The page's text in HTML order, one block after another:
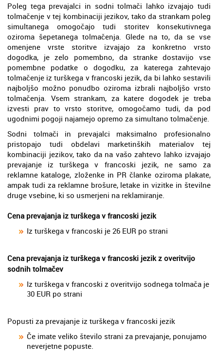
Poleg tega prevajalci in sodni tolmači lahko izvajajo tudi
tolmačenje v tej kombinaciji jezikov, tako da strankam poleg
simultanega omogočajo tudi storitev konsekutivnega
oziroma šepetanega tolmačenja. Glede na to, da se vse
omenjene vrste storitve izvajajo za konkretno vrsto
dogodka, je zelo pomembno, da stranke dostavijo vse
pomembne podatke o dogodku, za katerega zahtevajo
tolmačenje iz turškega v francoski jezik, da bi lahko sestavili
najboljšo možno ponudbo oziroma izbrali najboljšo vrsto
tolmačenja. Vsem strankam, za katere dogodek je treba
izvesti prav to vrsto storitve, omogočamo tudi, da pod
ugodnimi pogoji najamejo opremo za simultano tolmačenje.
Sodni tolmači in prevajalci maksimalno profesionalno
pristopajo tudi obdelavi marketinških materialov tej
kombinaciji jezikov, tako da na vašo zahtevo lahko izvajajo
prevajanje iz turškega v francoski jezik, ne samo za
reklamne kataloge, zloženke in PR članke oziroma plakate,
ampak tudi za reklamne brošure, letake in vizitke in številne
druge vsebine, ki so usmerjeni na reklamiranje.
Cena prevajanja iz turškega v francoski jezik
Iz turškega v francoski je 26 EUR po strani
Cena prevajanja iz turškega v francoski jezik z overitvijo
sodnih tolmačev
Iz turškega v francoski z overitvijo sodnega tolmača je
30 EUR po strani
Popusti za prevajanje iz turškega v francoski jezik
Če imate veliko število strani za prevajanje, ponujamo
neverjetne popuste.